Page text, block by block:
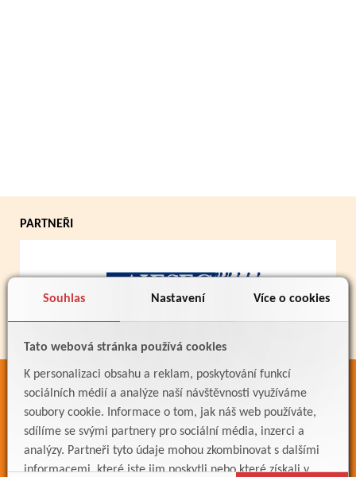
Souhlas Nastavení Více o cookies
Tato webová stránka používá cookies
K personalizaci obsahu a reklam, poskytování funkcí
sociálních médií a analýze naší návštěvnosti využíváme
soubory cookie. Informace o tom, jak náš web používáte,
sdílíme se svými partnery pro sociální média, inzerci a
analýzy. Partneři tyto údaje mohou zkombinovat s dalšími
informacemi, které jste jim poskytli nebo které získali v
PARTNEŘI
ODKAZY
Bakaláři
Jídelníček
Meteostanice